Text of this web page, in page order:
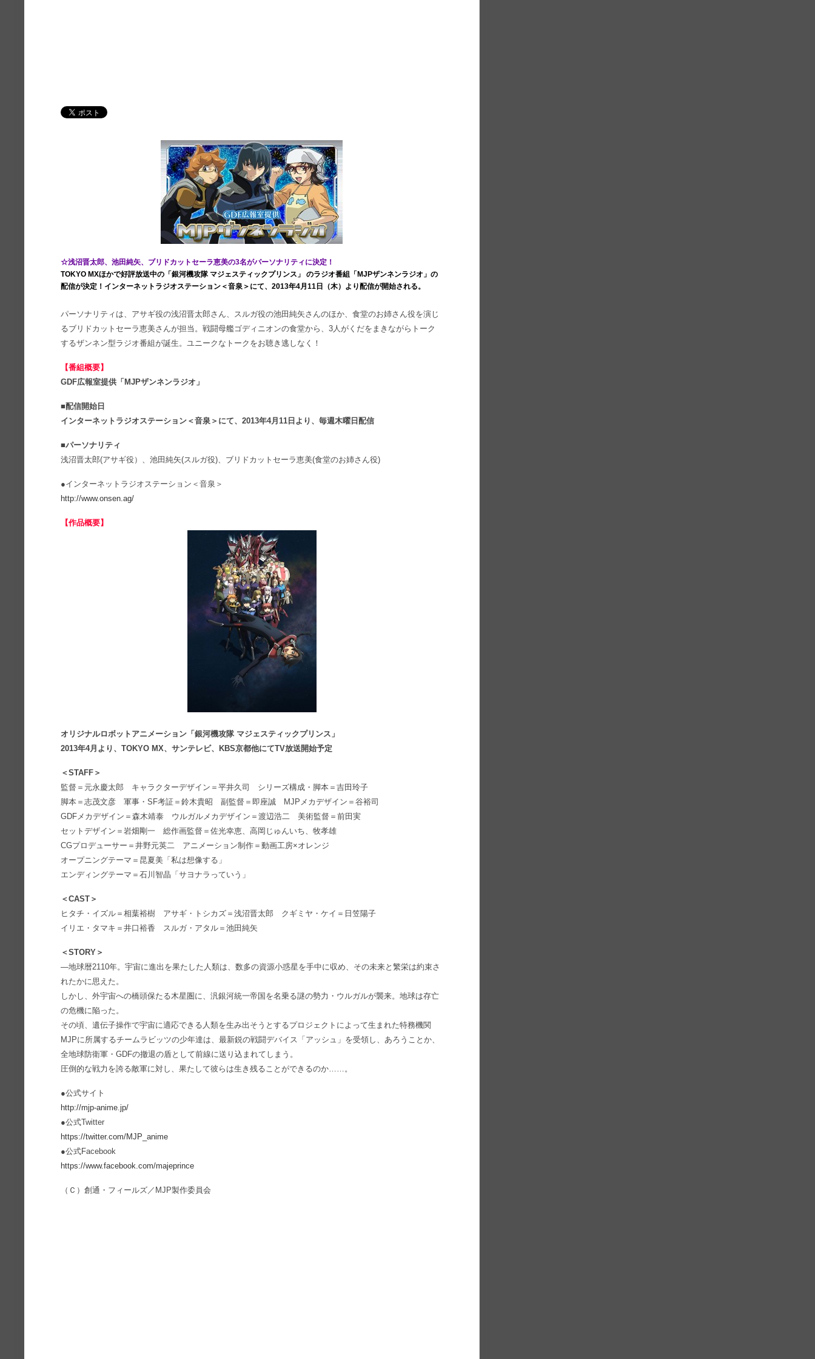
☆浅沼晋太郎、池田純矢、ブリドカットセーラ恵美の3名がパーソナリティに決定！
TOKYO MXほかで好評放送中の「銀河機攻隊 マジェスティックプリンス」 のラジオ番組「MJPザンネンラジオ」の
配信が決定！インターネットラジオステーション＜音泉＞にて、2013年4月11日（木）より配信が開始される。
パーソナリティは、アサギ役の浅沼晋太郎さん、スルガ役の池田純矢さんのほか、食堂のお姉さん役を演じ
るブリドカットセーラ恵美さんが担当。戦闘母艦ゴディニオンの食堂から、3人がくだをまきながらトーク
するザンネン型ラジオ番組が誕生。ユニークなトークをお聴き逃しなく！
【番組概要】
GDF広報室提供「MJPザンネンラジオ」
■配信開始日
インターネットラジオステーション＜音泉＞にて、2013年4月11日より、毎週木曜日配信
■パーソナリティ
浅沼晋太郎(アサギ役）、池田純矢(スルガ役)、ブリドカットセーラ恵美(食堂のお姉さん役)
●インターネットラジオステーション＜音泉＞
http://www.onsen.ag/
【作品概要】
オリジナルロボットアニメーション「銀河機攻隊 マジェスティックプリンス」
2013年4月より、TOKYO MX、サンテレビ、KBS京都他にてTV放送開始予定
＜STAFF＞
監督＝元永慶太郎 キャラクターデザイン＝平井久司 シリーズ構成・脚本＝吉田玲子
脚本＝志茂文彦 軍事・SF考証＝鈴木貴昭 副監督＝即座誠 MJPメカデザイン＝谷裕司
GDFメカデザイン＝森木靖泰 ウルガルメカデザイン＝渡辺浩二 美術監督＝前田実
セットデザイン＝岩畑剛一 総作画監督＝佐光幸恵、高岡じゅんいち、牧孝雄
CGプロデューサー＝井野元英二 アニメーション制作＝動画工房×オレンジ
オープニングテーマ＝昆夏美「私は想像する」
エンディングテーマ＝石川智晶「サヨナラっていう」
＜CAST＞
ヒタチ・イズル＝相葉裕樹 アサギ・トシカズ＝浅沼晋太郎 クギミヤ・ケイ＝日笠陽子
イリエ・タマキ＝井口裕香 スルガ・アタル＝池田純矢
＜STORY＞
―地球暦2110年。宇宙に進出を果たした人類は、数多の資源小惑星を手中に収め、その未来と繁栄は約束さ
れたかに思えた。
しかし、外宇宙への橋頭保たる木星圏に、汎銀河統一帝国を名乗る謎の勢力・ウルガルが襲来。地球は存亡
の危機に陥った。
その頃、遺伝子操作で宇宙に適応できる人類を生み出そうとするプロジェクトによって生まれた特務機関
MJPに所属するチームラビッツの少年達は、最新鋭の戦闘デバイス「アッシュ」を受領し、あろうことか、
全地球防衛軍・GDFの撤退の盾として前線に送り込まれてしまう。
圧倒的な戦力を誇る敵軍に対し、果たして彼らは生き残ることができるのか……。
●公式サイト
http://mjp-anime.jp/
●公式Twitter
https://twitter.com/MJP_anime
●公式Facebook
https://www.facebook.com/majeprince
（Ｃ）創通・フィールズ／MJP製作委員会